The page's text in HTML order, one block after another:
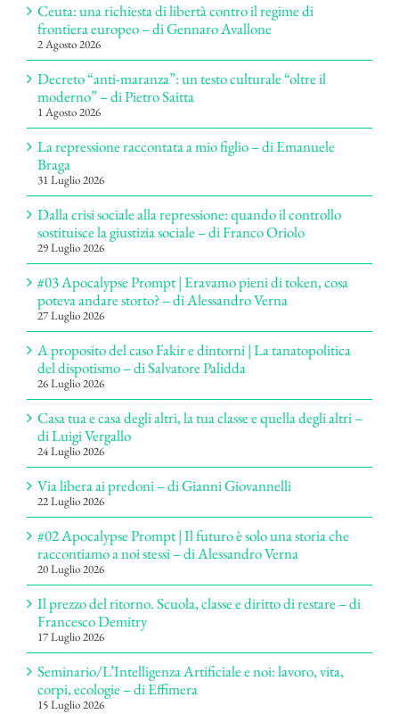
Ceuta: una richiesta di libertà contro il regime di
frontiera europeo – di Gennaro Avallone
2 Agosto 2026
Decreto “anti-maranza”: un testo culturale “oltre il
moderno” – di Pietro Saitta
1 Agosto 2026
La repressione raccontata a mio figlio – di Emanuele
Braga
31 Luglio 2026
Dalla crisi sociale alla repressione: quando il controllo
sostituisce la giustizia sociale – di Franco Oriolo
29 Luglio 2026
#03 Apocalypse Prompt | Eravamo pieni di token, cosa
poteva andare storto? – di Alessandro Verna
27 Luglio 2026
A proposito del caso Fakir e dintorni | La tanatopolitica
del dispotismo – di Salvatore Palidda
26 Luglio 2026
Casa tua e casa degli altri, la tua classe e quella degli altri –
di Luigi Vergallo
24 Luglio 2026
Via libera ai predoni – di Gianni Giovannelli
22 Luglio 2026
#02 Apocalypse Prompt | Il futuro è solo una storia che
raccontiamo a noi stessi – di Alessandro Verna
20 Luglio 2026
Il prezzo del ritorno. Scuola, classe e diritto di restare – di
Francesco Demitry
17 Luglio 2026
Seminario/L’Intelligenza Artificiale e noi: lavoro, vita,
corpi, ecologie – di Effimera
15 Luglio 2026